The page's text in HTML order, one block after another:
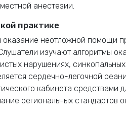
анестезии.
практике
оказание неотложной помощи
изучают алгоритмы
нарушениях,
сердечно-легочной
кабинета средствами
региональных стандартов